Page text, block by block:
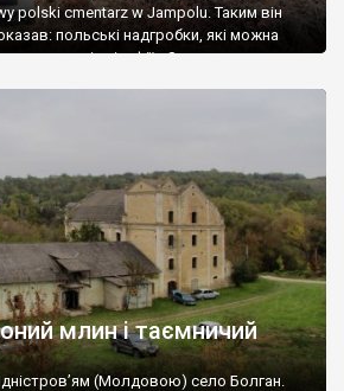
polski cmentarz w Jampolu. Таким він
польські надгробки, які можна
польські епітафії… Загалом цвинтар
млин і таємничий
(Молдовою) село Болган.